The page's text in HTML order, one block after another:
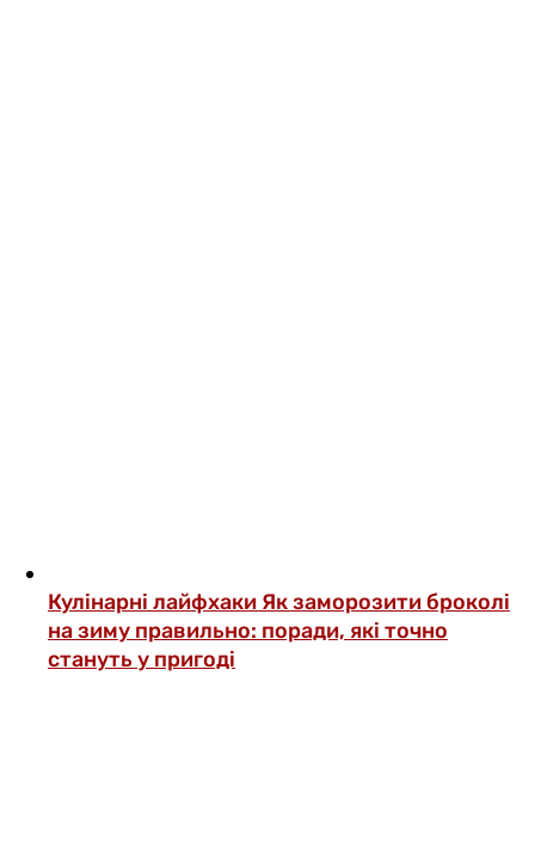
Кулінарні лайфхаки Як заморозити броколі
на зиму правильно: поради, які точно
стануть у пригоді